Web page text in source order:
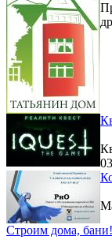
Строим дома, бани!